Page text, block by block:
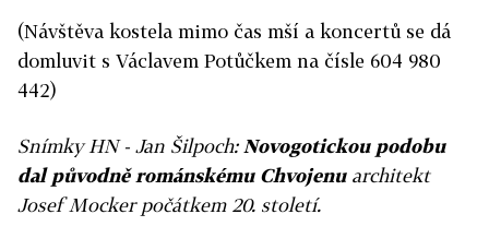
(Návštěva kostela mimo čas mší a koncertů se dá
domluvit s Václavem Potůčkem na čísle 604 980
442)
Snímky HN - Jan Šilpoch: Novogotickou podobu
dal původně románskému Chvojenuarchitekt
Josef Mocker počátkem 20. století.